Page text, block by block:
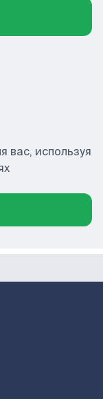
используя